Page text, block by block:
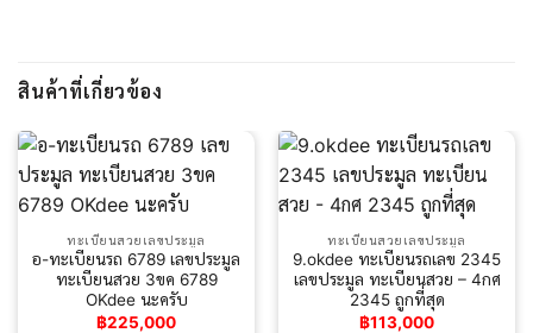
สินค้าที่เกี่ยวข้อง
ทะเบียนสวยเลขประมูล
อ-ทะเบียนรถ 6789 เลขประมูล
ทะเบียนสวย 3ขค 6789
OKdee นะครับ
฿225,000
ทะเบียนสวยเลขประมูล
9.okdee ทะเบียนรถเลข 2345
เลขประมูล ทะเบียนสวย – 4กศ
2345 ถูกที่สุด
฿113,000